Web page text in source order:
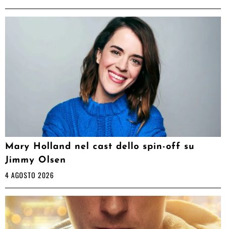
Mary Holland nel cast dello spin-off su
Jimmy Olsen
4 AGOSTO 2026